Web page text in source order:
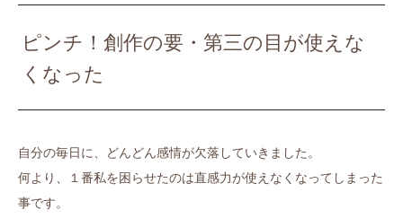
ピンチ！創作の要・第三の目が使えな
くなった
自分の毎日に、どんどん感情が欠落していきました。
何より、１番私を困らせたのは直感力が使えなくなってしまった
事です。